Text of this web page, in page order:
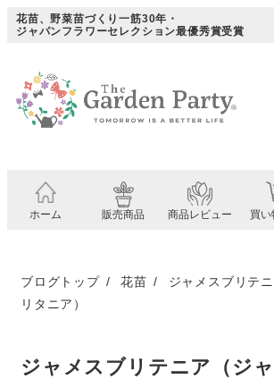
メ花苗、野菜苗づくり一筋30年・
ジャパンフラワーセレクション最優秀賞受賞
ホーム 販売商品 商品レビュー 買い
ブログトップ 花苗
ジャメスブリテ
リタニア）
ジャメスブリテニア（ジ